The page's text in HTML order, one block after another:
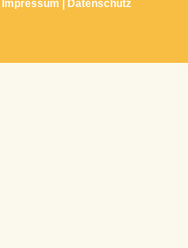
Impressum Datenschutz